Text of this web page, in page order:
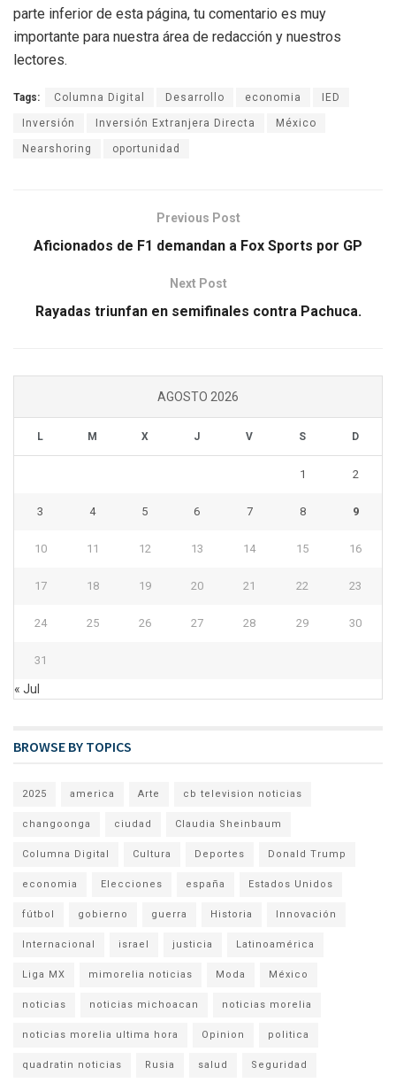
parte inferior de esta página, tu comentario es muy
importante para nuestra área de redacción y nuestros
lectores.
Tags: Columna Digital Desarrollo economia IED
Inversión Inversión Extranjera Directa México
Nearshoring oportunidad
Previous Post
Aficionados de F1 demandan a Fox Sports por GP
Next Post
Rayadas triunfan en semifinales contra Pachuca.
AGOSTO 2026
L M X J V S D
1 2
3 4 5 6 7 8 9
10 11 12 13 14 15 16
17 18 19 20 21 22 23
24 25 26 27 28 29 30
31
« Jul
BROWSE BY TOPICS
2025 america Arte cb television noticias
changoonga ciudad Claudia Sheinbaum
Columna Digital Cultura Deportes Donald Trump
economia Elecciones españa Estados Unidos
fútbol gobierno guerra Historia Innovación
Internacional israel justicia Latinoamérica
Liga MX mimorelia noticias Moda México
noticias noticias michoacan noticias morelia
noticias morelia ultima hora Opinion politica
quadratin noticias Rusia salud Seguridad